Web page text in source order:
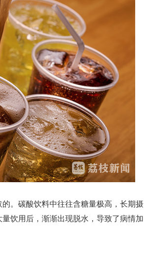
。碳酸饮料中往往含糖量极高，长期摄
饮用后，渐渐出现脱水，导致了病情加